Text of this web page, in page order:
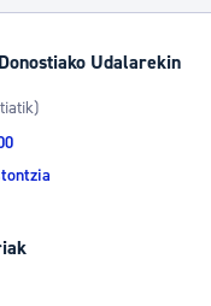
Udalarekin